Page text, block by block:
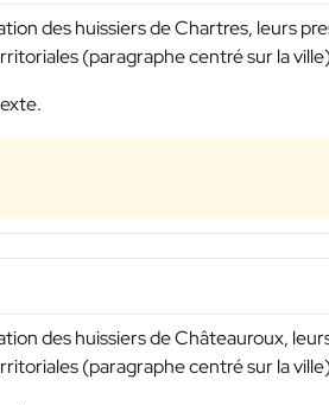
des huissiers de Chartres, leurs
(paragraphe centré sur la
des huissiers de Châteauroux,
(paragraphe centré sur la